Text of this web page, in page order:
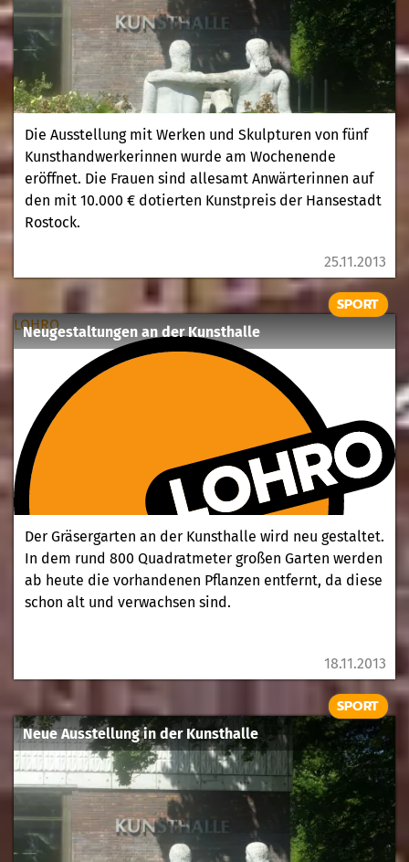
Die Ausstellung mit Werken und Skulpturen von fünf
Kunsthandwerkerinnen wurde am Wochenende
eröffnet. Die Frauen sind allesamt Anwärterinnen auf
den mit 10.000 € dotierten Kunstpreis der Hansestadt
Rostock.
25.11.2013
LOHRO
Neugestaltungen an der Kunsthalle
SPORT
Der Gräsergarten an der Kunsthalle wird neu gestaltet.
In dem rund 800 Quadratmeter großen Garten werden
ab heute die vorhandenen Pflanzen entfernt, da diese
schon alt und verwachsen sind.
18.11.2013
Neue Ausstellung in der Kunsthalle
SPORT